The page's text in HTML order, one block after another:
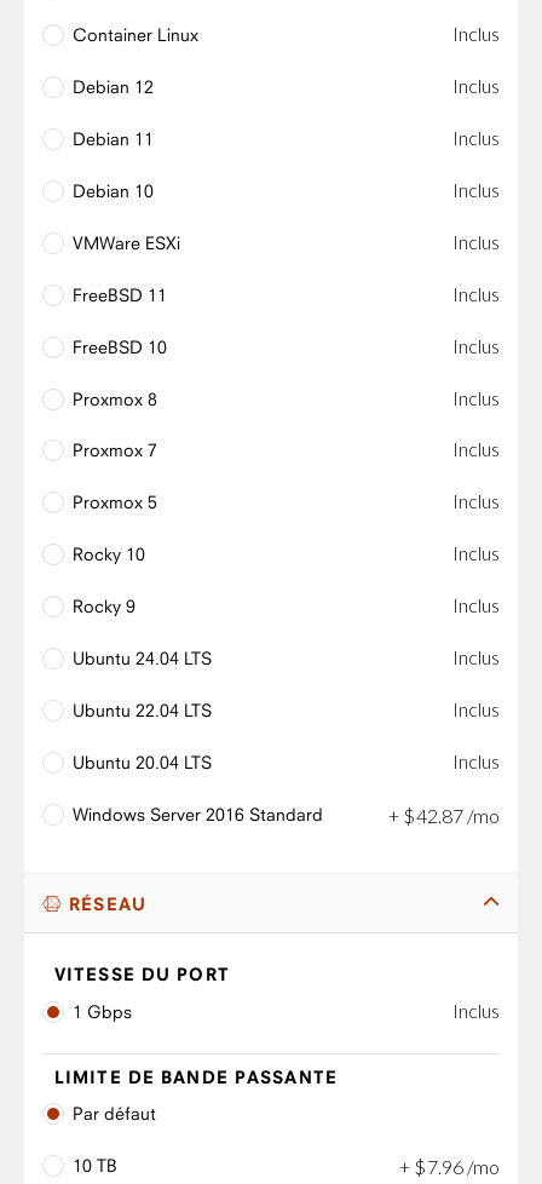
Container Linux Inclus
Debian 12 Inclus
Debian 11 Inclus
Debian 10 Inclus
VMWare ESXi Inclus
FreeBSD 11 Inclus
FreeBSD 10 Inclus
Proxmox 8 Inclus
Proxmox 7 Inclus
Proxmox 5 Inclus
Rocky 10 Inclus
Rocky 9 Inclus
Ubuntu 24.04 LTS Inclus
Ubuntu 22.04 LTS Inclus
Ubuntu 20.04 LTS Inclus
Windows Server 2016 Standard + $42 87 /mo
RÉSEAU
VITESSE DU PORT
1 Gbps
Inclus
LIMITE DE BANDE PASSANTE
Par défaut
10 TB + $7.96 /mo